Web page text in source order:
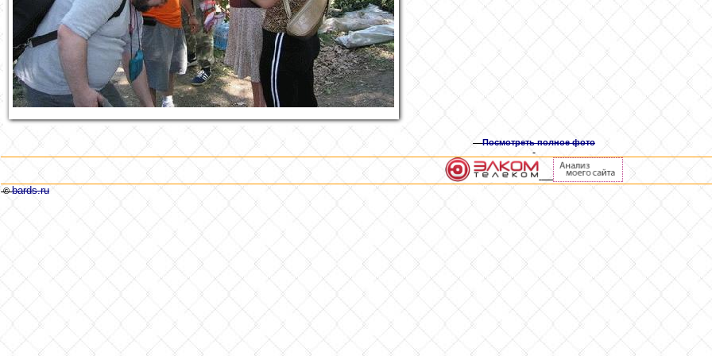
Посмотреть полное фото
©bards.ru